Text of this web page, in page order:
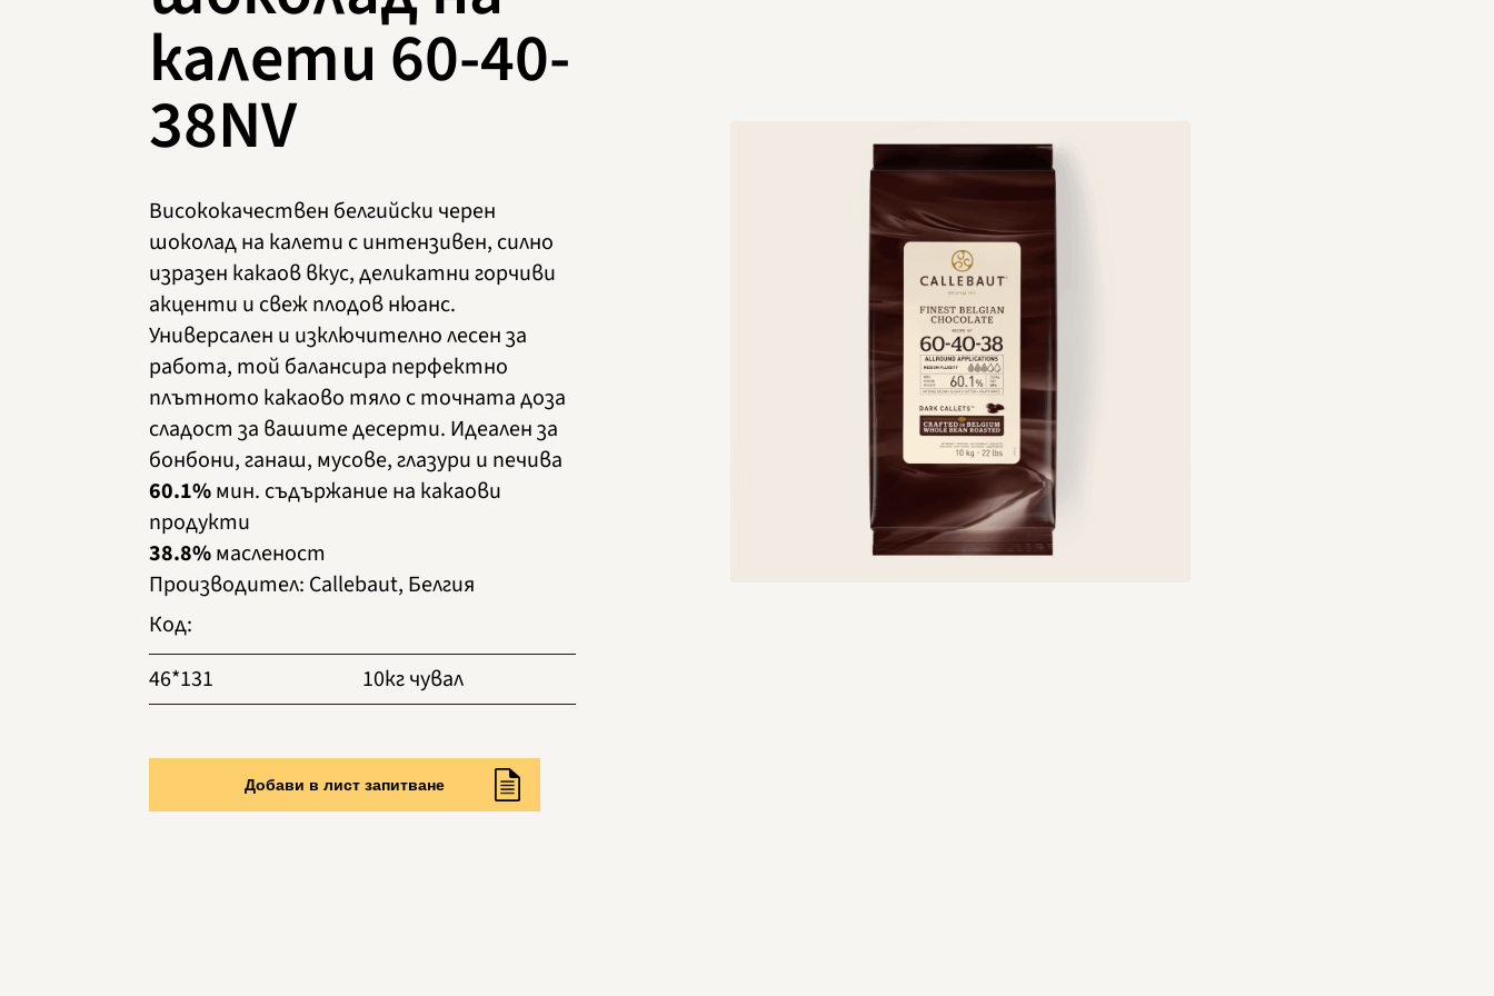
калети 60-40-
38NV
Висококачествен белгийски черен
шоколад на калети с интензивен, силно
изразен какаов вкус, деликатни горчиви
акценти и свеж плодов нюанс.
Универсален и изключително лесен за
работа, той балансира перфектно
плътното какаово тяло с точната доза
сладост за вашите десерти. Идеален за
бонбони, ганаш, мусове, глазури и печива
60.1%мин. съдържание на какаови
продукти
38.8%масленост
Производител: Callebaut, Белгия
Код:
46*131
10кг чувал
Добави в лист запитване